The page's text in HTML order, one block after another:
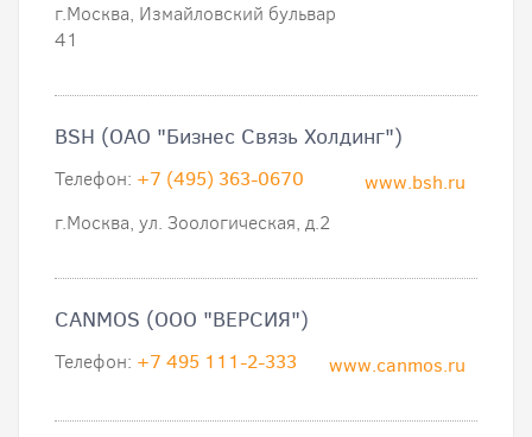
г.Москва, Измайловский бульвар
41
BSH (ОАО "Бизнес Связь Холдинг")
www.bsh.ru
Телефон: +7 (495) 363-0670
г.Москва, ул. Зоологическая, д.2
CANMOS (ООО "ВЕРСИЯ")
www.canmos.ru
Телефон: +7 495 111-2-333